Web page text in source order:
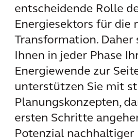
entscheidende Rolle
Energiesektors für die
Transformation. Daher
Ihnen in jeder Phase
Energiewende zur
unterstützen Sie mit
Planungskonzepten,
ersten Schritte
Potenzial nachhaltiger